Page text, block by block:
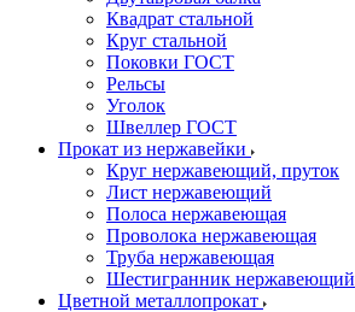
Квадрат стальной
Круг стальной
Поковки ГОСТ
Рельсы
Уголок
Швеллер ГОСТ
Прокат из нержавейки
Круг нержавеющий, пруток
Лист нержавеющий
Полоса нержавеющая
Проволока нержавеющая
Труба нержавеющая
Шестигранник нержавеющий
Цветной металлопрокат